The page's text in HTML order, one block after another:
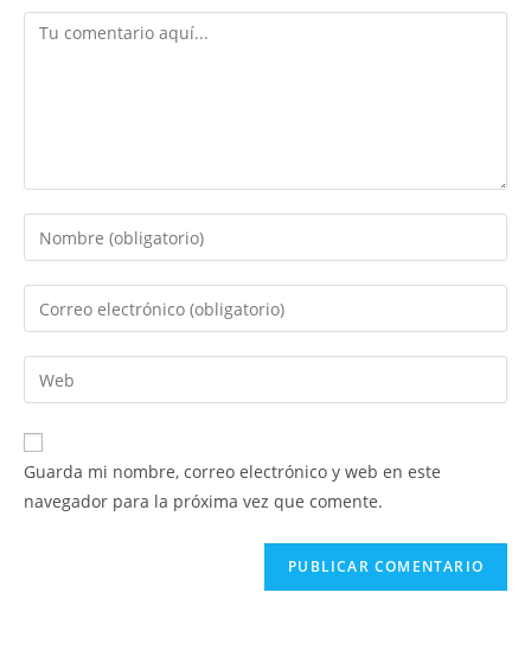
Comentario
Introduce
tu
nombre
de
usuario
para
comentar
Introduce
tu
dirección
de
electrónico
para
comentar
Introduce
la
URL
de
Guarda mi nombre, correo electrónico y web en este
navegador para la próxima vez que comente.